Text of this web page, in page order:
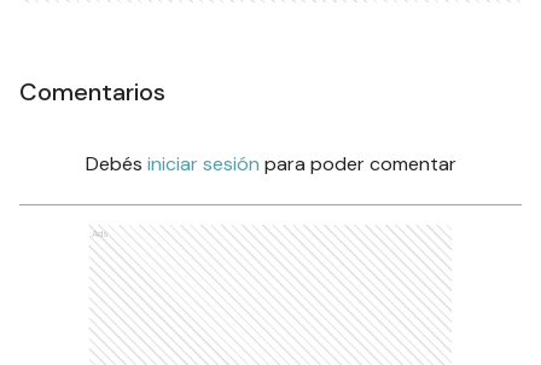
Comentarios
Debés iniciar sesión para poder comentar
Ads